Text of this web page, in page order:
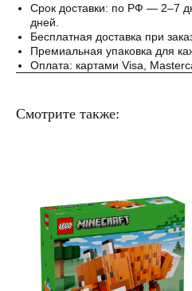
Срок доставки: по РФ — 2–7
дней.
Бесплатная доставка при
Премиальная упаковка для
Оплата: картами Visa,
Смотрите также: